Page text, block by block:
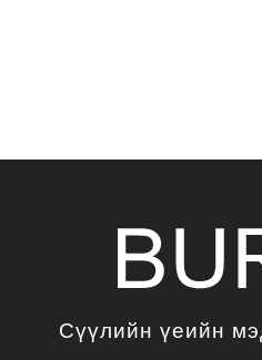
Сүүлийн үеийн